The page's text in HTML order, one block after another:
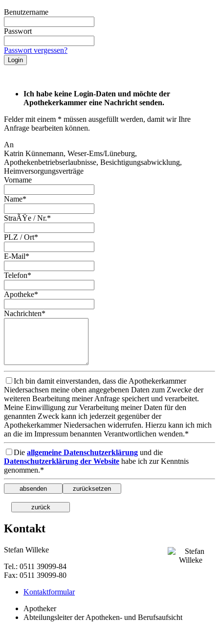
Benutzername
Passwort
Passwort vergessen?
Ich habe keine Login-Daten und möchte der
Apothekerkammer eine Nachricht senden.
Felder mit einem * müssen ausgefüllt werden, damit wir Ihre
Anfrage bearbeiten können.
An
Katrin Künnemann, Weser-Ems/Lüneburg,
Apothekenbetriebserlaubnisse, Besichtigungsabwicklung,
Heimversorgungsverträge
Vorname
Name*
StraÃŸe / Nr.*
PLZ / Ort*
E-Mail*
Telefon*
Apotheke*
Nachrichten*
Ich bin damit einverstanden, dass die Apothekerkammer
Niedersachsen meine oben angegebenen Daten zum Zwecke der
weiteren Bearbeitung meiner Anfrage speichert und verarbeitet.
Meine Einwilligung zur Verarbeitung meiner Daten für den
genannten Zweck kann ich jederzeit gegenüber der
Apothekerkammer Niedersachen widerrufen. Hierzu kann ich mich
an die im Impressum benannten Verantwortlichen wenden.*
Die allgemeine Datenschutzerklärung und die
Datenschutzerklärung der Website habe ich zur Kenntnis
genommen.*
Kontakt
Stefan Willeke
Tel.: 0511 39099-84
Fax: 0511 39099-80
Kontaktformular
Apotheker
Abteilungsleiter der Apotheken- und Berufsaufsicht